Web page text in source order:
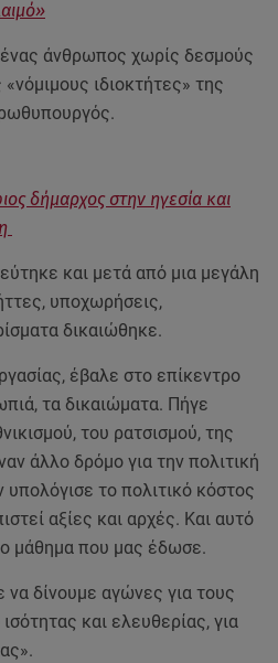
άνθρωπος χωρίς δεσμούς
ιδιοκτήτες» της
δήμαρχος στην ηγεσία και
και μετά από μια μεγάλη
υποχωρήσεις,
δικαιώθηκε.
έβαλε στο επίκεντρο
τα δικαιώματα. Πήγε
του ρατσισμού, της
άλλο δρόμο για την πολιτική
υπολόγισε το πολιτικό κόστος
αξίες και αρχές. Και αυτό
μάθημα που μας έδωσε.
να δίνουμε αγώνες για τους
και ελευθερίας, για